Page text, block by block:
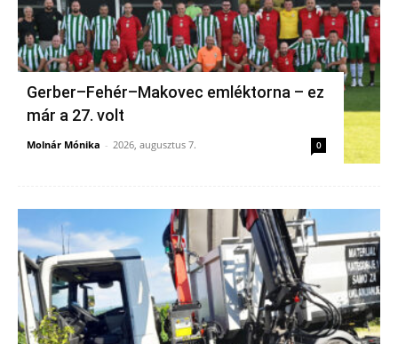
Gerber–Fehér–Makovec emléktorna – ez
már a 27. volt
Molnár Mónika - 2026, augusztus 7. 0